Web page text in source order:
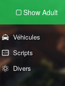
Show Adult
Véhicules
Scripts
Divers